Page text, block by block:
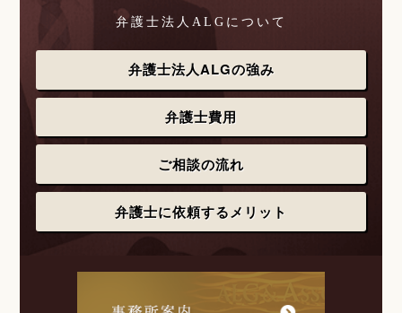
弁護士法人ALGについて
弁護士法人ALGの強み
弁護士費用
ご相談の流れ
弁護士に依頼するメリット